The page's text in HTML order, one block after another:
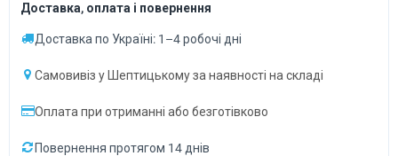
Доставка, оплата і повернення
Доставка по Україні: 1–4 робочі дні
Самовивіз у Шептицькому за наявності на складі
Оплата при отриманні або безготівково
Повернення протягом 14 днів